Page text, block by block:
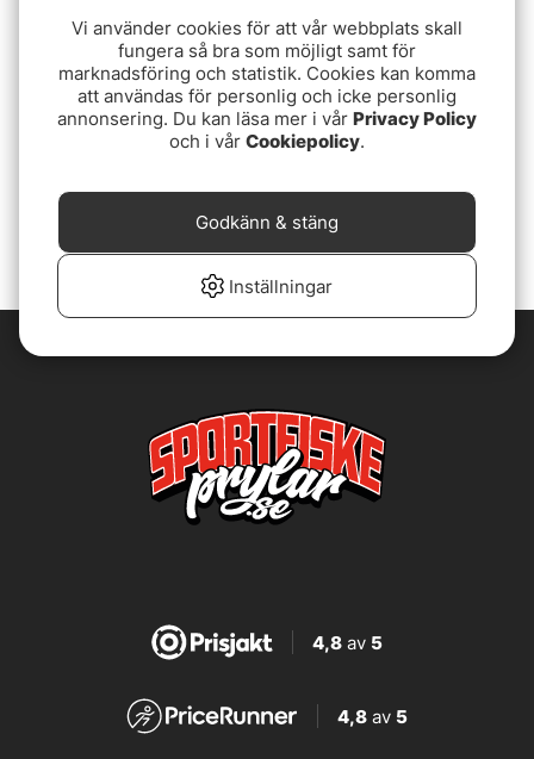
79 kr
4,8av 5
4,8 av 5
Vi använder cookies för att vår webbplats skall
fungera så bra som möjligt samt för
marknadsföring och statistik. Cookies kan komma
att användas för personlig och icke personlig
annonsering. Du kan läsa mer i vår Privacy Policy
och i vår Cookiepolicy.
Inställningar
Godkänn & stäng